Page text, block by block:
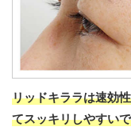
リッドキララは速効
てスッキリしやすい